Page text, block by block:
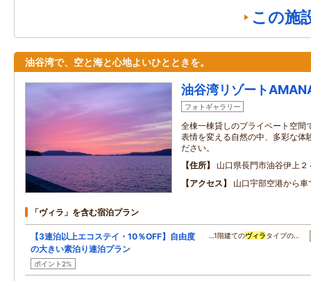
この施
油谷湾で、空と海と心地よいひとときを。
油谷湾リゾート
フォトギャラリー
全棟一棟貸しのプライベート空間
表情を変える自然の中、多彩な体
ださい。
住所
山口県長門市油谷伊上２
アクセス
山口宇部空港から
「ヴィラ」を含む宿泊プラン
【3連泊以上エコステイ・10％OFF】自由度
の大きい素泊り連泊プラン
ポイント2%
…1階建てのヴィラタイプの…